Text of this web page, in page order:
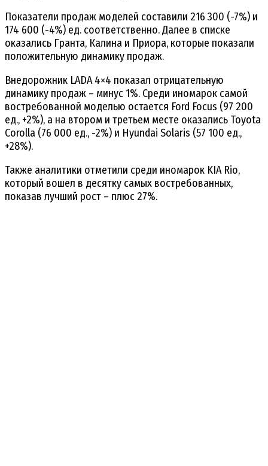
Показатели продаж моделей составили 216 300 (-7%) и
174 600 (-4%) ед. соответственно. Далее в списке
оказались Гранта, Калина и Приора, которые показали
положительную динамику продаж.
Внедорожник LADA 4×4 показал отрицательную
динамику продаж – минус 1%. Среди иномарок самой
востребованной моделью остается Ford Focus (97 200
ед., +2%), а на втором и третьем месте оказались Toyota
Corolla (76 000 ед., -2%) и Hyundai Solaris (57 100 ед.,
+28%).
Также аналитики отметили среди иномарок KIA Rio,
который вошел в десятку самых востребованных,
показав лучший рост – плюс 27%.